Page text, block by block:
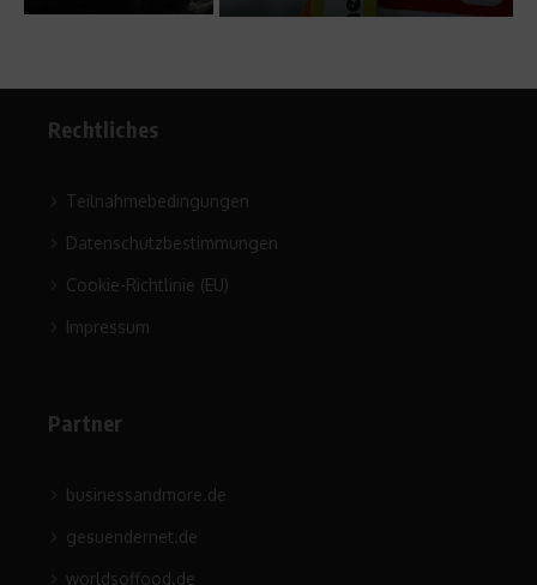
Rechtliches
Teilnahmebedingungen
Datenschutzbestimmungen
Cookie-Richtlinie (EU)
Impressum
Partner
businessandmore.de
gesuendernet.de
worldsoffood.de